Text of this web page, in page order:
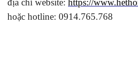
địa chỉ website: https://
hoặc hotline: 0914.765.768